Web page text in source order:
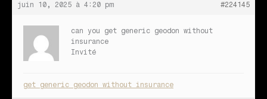
juin 10, 2025 à 4:20 pm #224145
can you get generic geodon without
insurance
Invité
get generic geodon without insurance